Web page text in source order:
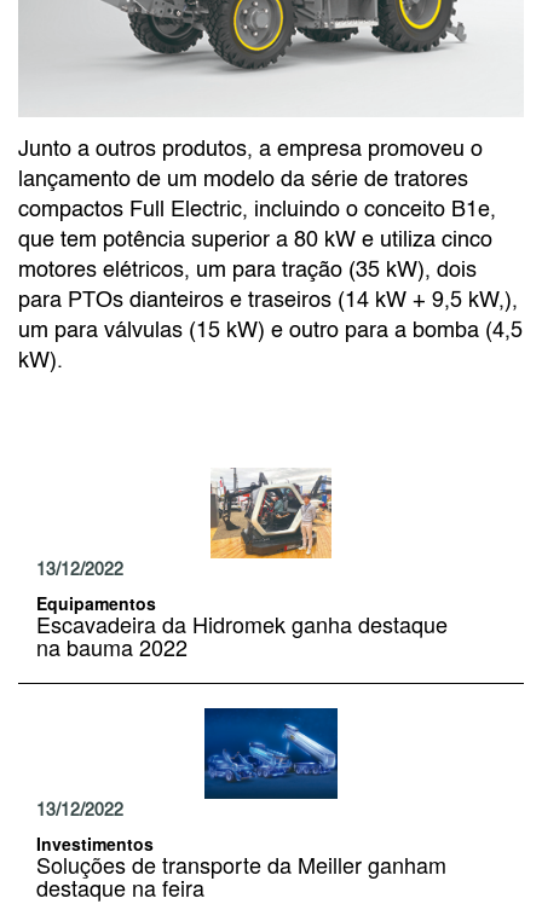
Junto a outros produtos, a empresa promoveu o
lançamento de um modelo da série de tratores
compactos Full Electric, incluindo o conceito B1e,
que tem potência superior a 80 kW e utiliza cinco
motores elétricos, um para tração (35 kW), dois
para PTOs dianteiros e traseiros (14 kW + 9,5 kW,),
um para válvulas (15 kW) e outro para a bomba (4,5
kW).
13/12/2022
Equipamentos
Escavadeira da Hidromek ganha destaque
na bauma 2022
13/12/2022
Investimentos
Soluções de transporte da Meiller ganham
destaque na feira